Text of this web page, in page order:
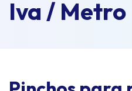
Iva / Metro